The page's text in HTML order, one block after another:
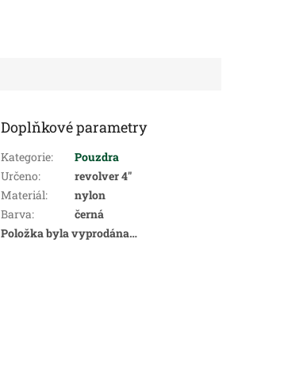
Doplňkové parametry
Kategorie:
Pouzdra
Určeno:
revolver 4"
Materiál:
nylon
Barva:
černá
Položka byla vyprodána…